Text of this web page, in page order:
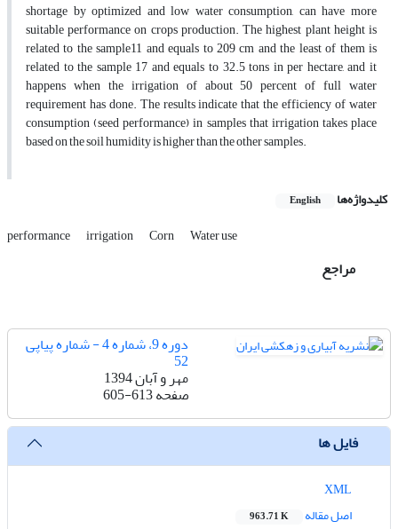
shortage by optimized and low water consumption, can have more
suitable performance on crops production. The highest plant height is
related to the sample11 and equals to 209 cm and the least of them is
related to the sample 17 and equals to 32.5 tons in per hectare, and it
happens when the irrigation of about 50 percent of full water
requirement has done. The results indicate that the efficiency of water
consumption (seed performance) in samples that irrigation takes place
based on the soil humidity is higher than the other samples.
کلیدواژه‌ها English
performance irrigation Corn Water use
مراجع
دوره 9، شماره 4 - شماره پیاپی
52
مهر و آبان 1394
صفحه605-613
فایل ها
اصل مقاله
963.71 K